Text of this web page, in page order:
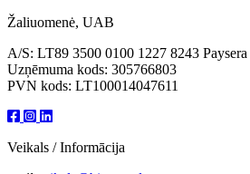
Žaliuomenė, UAB
A/S: LT89 3500 0100 1227 8243 Paysera
Uzņēmuma kods: 305766803
PVN kods: LT100014047611
Veikals / Informācija